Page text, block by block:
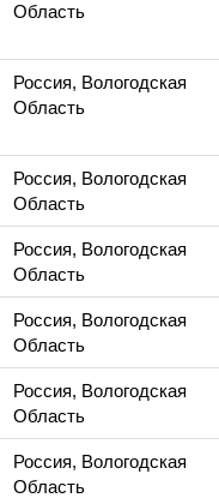
Область
Россия, Вологодская
Область
Россия, Вологодская
Область
Россия, Вологодская
Область
Россия, Вологодская
Область
Россия, Вологодская
Область
Россия, Вологодская
Область